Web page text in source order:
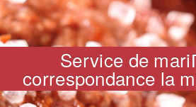
Service de
correspondance la